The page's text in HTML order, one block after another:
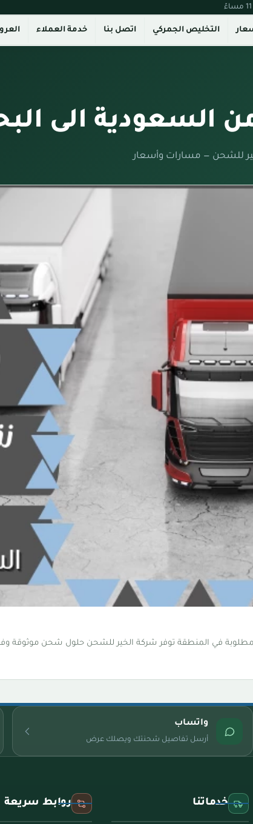
التخليص الجمركي اتصل بنا خدمة العملاء
السعودية الى
للشحن — مسارات وأسعار
في المنطقة توفر شركة الخير للشحن حلول شحن موثوقة
واتساب
أرسل تفاصيل شحنتك ويصلك عرض
خدماتنا روابط سريعة